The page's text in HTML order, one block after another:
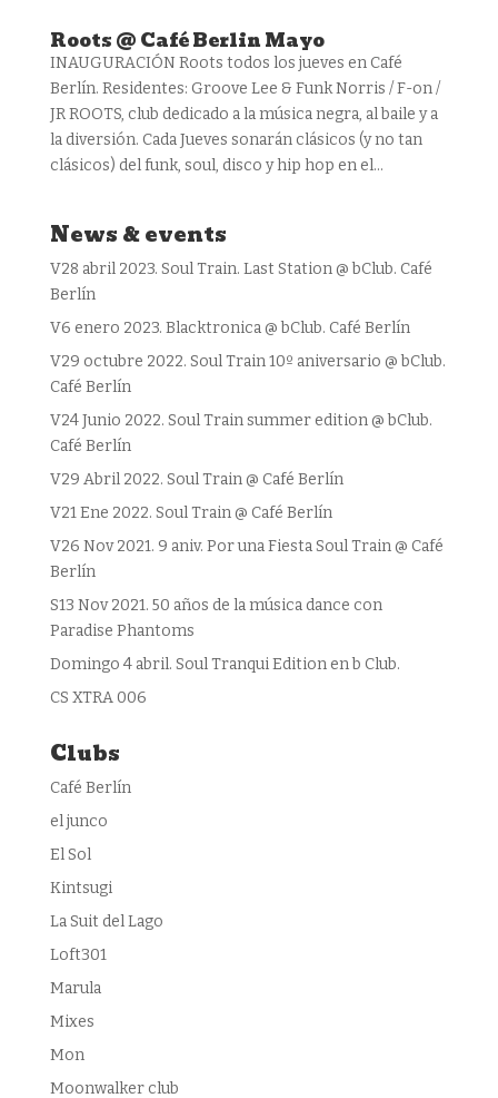
Roots @ Café Berlin Mayo
INAUGURACIÓN Roots todos los jueves en Café
Berlín. Residentes: Groove Lee & Funk Norris / F-on /
JR ROOTS, club dedicado a la música negra, al baile y a
la diversión. Cada Jueves sonarán clásicos (y no tan
clásicos) del funk, soul, disco y hip hop en el...
News & events
V28 abril 2023. Soul Train. Last Station @ bClub. Café
Berlín
V6 enero 2023. Blacktronica @ bClub. Café Berlín
V29 octubre 2022. Soul Train 10º aniversario @ bClub.
Café Berlín
V24 Junio 2022. Soul Train summer edition @ bClub.
Café Berlín
V29 Abril 2022. Soul Train @ Café Berlín
V21 Ene 2022. Soul Train @ Café Berlín
V26 Nov 2021. 9 aniv. Por una Fiesta Soul Train @ Café
Berlín
S13 Nov 2021. 50 años de la música dance con
Paradise Phantoms
Domingo 4 abril. Soul Tranqui Edition en b Club.
CS XTRA 006
Clubs
Café Berlín
el junco
El Sol
Kintsugi
La Suit del Lago
Loft301
Marula
Mixes
Mon
Moonwalker club